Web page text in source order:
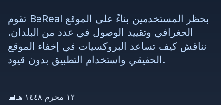
تقوم BeReal بحظر المستخدمين بناءً على الموقع
الجغرافي وتقييد الوصول في عدد من البلدان.
نناقش كيف تساعد البروكسيات في إخفاء الموقع
الحقيقي واستخدام التطبيق بدون قيود.
📅 ١٣ محرم ١٤٤٨ هـ